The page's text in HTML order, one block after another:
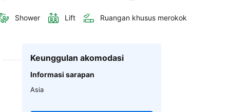
Shower Lift Ruangan khusus merokok
Keunggulan akomodasi
Informasi sarapan
Asia